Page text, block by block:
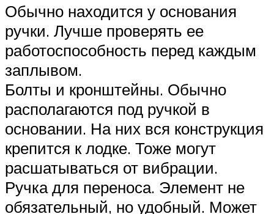
Обычно находится у основания
ручки. Лучше проверять ее
работоспособность перед каждым
заплывом.
Болты и кронштейны. Обычно
располагаются под ручкой в
основании. На них вся конструкция
крепится к лодке. Тоже могут
расшатываться от вибрации.
Ручка для переноса. Элемент не
обязательный, но удобный. Может